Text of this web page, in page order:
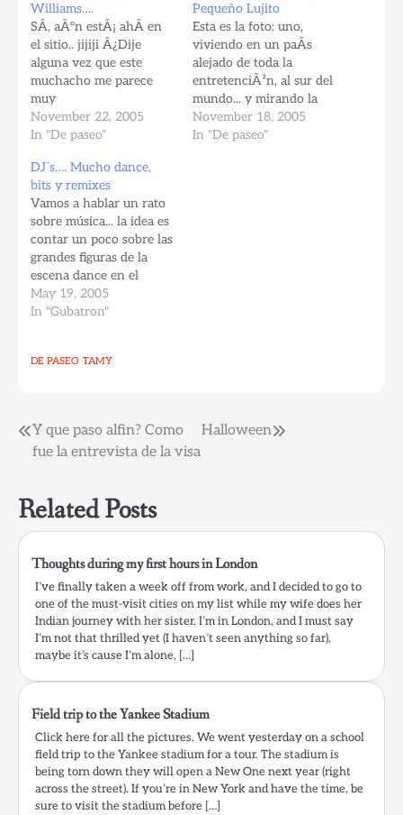
Williams….
SÃ­, aÃºn estÃ¡ ahÃ­ en
el sitio.. jijiji Â¿Dije
alguna vez que este
muchacho me parece
muy
travieso/osado/simpÃ¡tico?
Bueno, siempre dÃ¡ que
y esta es una muetra de
ello, quienes sean
admiradoras (y porquÃ©
no, admiradores) de este
inglesito y no se han
suscrito aÃºn…
November 22, 2005
In "De paseo"
Pequeño Lujito
Esta es la foto: uno,
viviendo en un paÃ­s
alejado de toda la
entretenciÃ³n, al sur del
mundo... y mirando la
lista de gigs en x paÃ­s de
Eurpoa... pensamiento
November 18, 2005
In "De paseo"
DJ´s…. Mucho dance,
bits y remixes
Vamos a hablar un rato
sobre música... la idea es
contar un poco sobre las
grandes figuras de la
escena dance en el
mundo. Hay muchos
grandes, figuras ya
sus vidas La suerte de
May 19, 2005
In "Gubatron"
DE PASEO TAMY
Post
Y que paso alfin? Como
fue la entrevista de la visa
Halloween
Related Posts
Thoughts during my first hours in London
I’ve finally taken a week off from work, and I decided to go to
one of the must-visit cities on my list while my wife does her
Indian journey with her sister. I’m in London, and I must say
I’m not that thrilled yet (I haven’t seen anything so far),
maybe it’s cause I’m alone, […]
Field trip to the Yankee Stadium
Click here for all the pictures. We went yesterday on a school
field trip to the Yankee stadium for a tour. The stadium is
being torn down they will open a New One next year (right
across the street). If you’re in New York and have the time, be
sure to visit the stadium before […]